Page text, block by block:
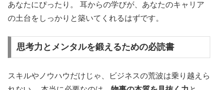
あなたにぴったり。 耳からの学びが、あなたのキャリア
の土台をしっかりと築いてくれるはずです。
思考力とメンタルを鍛えるための必読書
スキルやノウハウだけじゃ、ビジネスの荒波は乗り越えら